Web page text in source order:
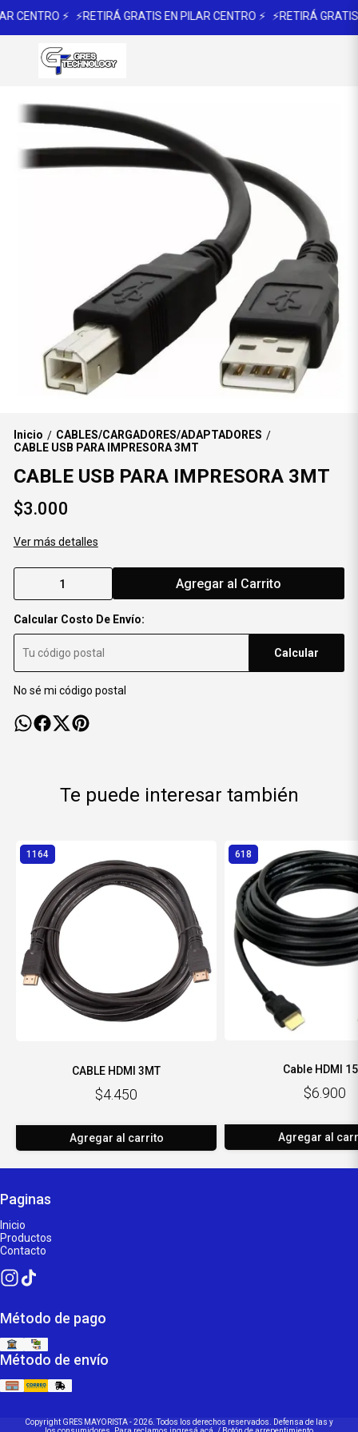
CENTRO ⚡ ⚡RETIRÁ GRATIS EN PILAR CENTRO ⚡ ⚡RETIRÁ GRATIS
Inicio / CABLES/CARGADORES/ADAPTADORES /
CABLE USB PARA IMPRESORA 3MT
CABLE USB PARA IMPRESORA 3MT
$3.000
Ver más detalles
Agregar al Carrito
Calcular Costo De Envío:
Calcular
No sé mi código postal
Te puede interesar también
1164
CABLE HDMI 3MT
$4.450
Agregar al carrito
618
Cable HDMI
$6.900
Agregar al
Paginas
Inicio
Productos
Contacto
Método de pago
Método de envío
Copyright GRES MAYORISTA - 2026. Todos los derechos reservados. Defensa de las y